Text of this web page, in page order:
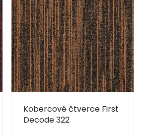
Kobercové čtverce First
Decode 322